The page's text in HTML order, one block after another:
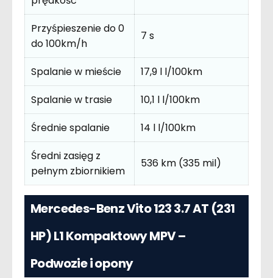
Przyśpieszenie do 0
do 100km/h
7 s
Spalanie w mieście
17,9 l l/100km
Spalanie w trasie
10,1 l l/100km
Średnie spalanie
14 l l/100km
Średni zasięg z
pełnym zbiornikiem
536 km (335 mil)
Mercedes-Benz Vito 123 3.7 AT (231
HP) L1 Kompaktowy MPV –
Podwozie i opony